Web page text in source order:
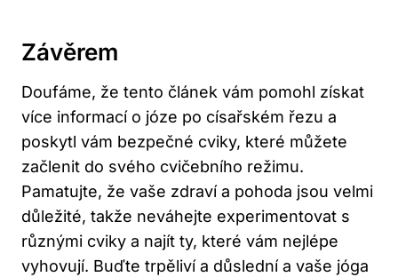
Závěrem
Doufáme, že tento článek vám pomohl získat
více informací o józe po císařském řezu a
poskytl vám bezpečné cviky, které můžete
začlenit do svého cvičebního režimu.
Pamatujte, že vaše zdraví a pohoda jsou velmi
důležité, takže neváhejte experimentovat s
různými cviky a najít ty, které vám nejlépe
vyhovují. Buďte trpěliví a důslední a vaše jóga